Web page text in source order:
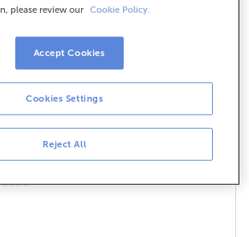
Hipoteca Fixa Mari
de realizar amortizacións
parciais ou totais, en calquera
do préstamo. E ademais sen
anticipada.
please review our Cookie Policy.
Reject All
Cookies Settings
Accept Cookies